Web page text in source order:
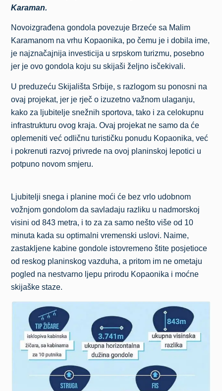
Karaman.
Novoizgrađena gondola povezuje Brzeće sa Malim
Karamanom na vrhu Kopaonika, po čemu je i dobila ime,
je najznačajnija investicija u srpskom turizmu, posebno
jer je ovo gondola koju su skijaši željno isčekivali.
U preduzeću Skijališta Srbije, s razlogom su ponosni na
ovaj projekat, jer je rječ o izuzetno važnom ulaganju,
kako za ljubitelje snežnih sportova, tako i za celokupnu
infrastrukturu ovog kraja. Ovaj projekat ne samo da će
oplemeniti već odličnu turističku ponudu Kopaonika, već
i pokrenuti razvoj privrede na ovoj planinskoj lepotici u
potpuno novom smjeru.
Ljubitelji snega i planine moći će bez vrlo udobnom
vožnjom gondolom da savladaju razliku u nadmorskoj
visini od 843 metra, i to za za samo nešto više od 10
minuta kada su optimalni vremenski uslovi. Naime,
zastakljene kabine gondole istovremeno štite posjetioce
od reskog planinskog vazduha, a pritom im ne ometaju
pogled na nestvarno ljepu prirodu Kopaonika i moćne
skijaške staze.